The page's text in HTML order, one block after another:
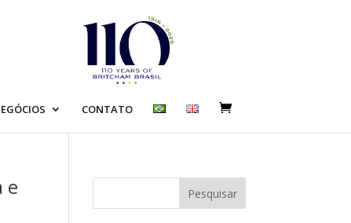
CONTATO
e Pesquisar